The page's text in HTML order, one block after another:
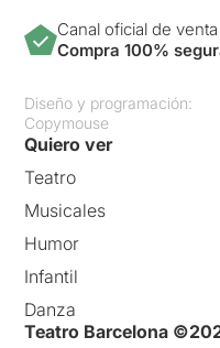
Canal oficial de venta
Compra 100%
Diseño y programación:
Copymouse
Quiero ver
Teatro
Musicales
Humor
Infantil
Danza
Teatro Barcelona